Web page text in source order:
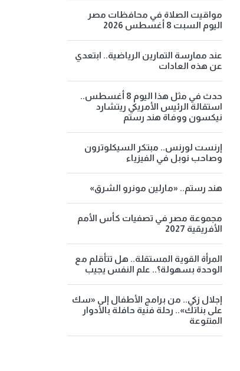
مواقيت الصلاة في محافظات مصر
اليوم السبت 8 أغسطس 2026
عند ممارسة التمارين الرياضية.. ابتعدي
عن هذه العادات
حدث في مثل هذا اليوم 8 أغسطس..
استقالة الرئيس الأمريكي ريتشارد
نيكسون ووفاة هند رستم
إرنست لورنس.. مبتكر السيكلوترون
وصاحب نوبل في الفيزياء
هند رستم.. «مارلين مونرو الشرق»
مجموعة مصر في تصفيات كأس الأمم
الأفريقية 2027
المرأة القوية المستقلة.. هل تتأقلم مع
الوحدة بسهولة؟.. علم النفس يجيب
إجلال زكي.. من برامج الأطفال إلى «سك
على بناتك».. رحلة فنية حافلة بالأدوار
المتنوعة